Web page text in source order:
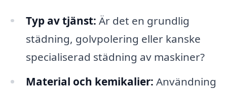
Typ av tjänst: Är det en grundlig
städning, golvpolering eller kanske
specialiserad städning av maskiner?
Material och kemikalier: Användning